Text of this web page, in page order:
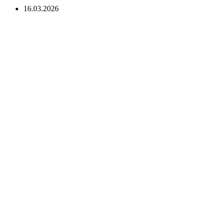
16.03.2026